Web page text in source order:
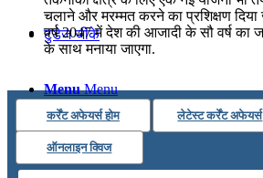
टुडेज जीके
Menu Menu
चलाने और मरम्मत करने का प्रशिक्षण दिया
वर्ष 2047 में देश की आजादी के सौ वर्ष का
के साथ मनाया जाएगा.
कर्रेंट अफेयर्स होम लेटेस्ट कर्रेंट अफेयर्स
ऑनलाइन क्विज